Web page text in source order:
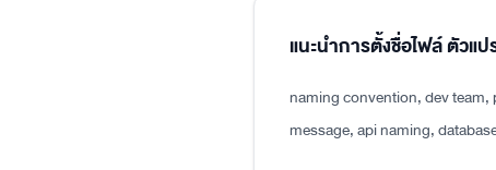
แนะนำการตั้งชื่อไฟล์ ตัวแป
naming convention, dev
message, api naming,